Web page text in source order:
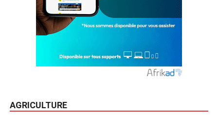
AGRICULTURE